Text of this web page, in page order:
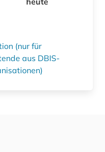
(nur für
aus DBIS-